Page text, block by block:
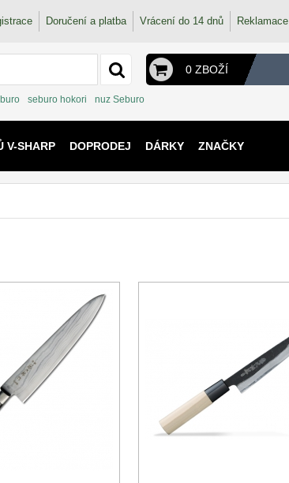
Doručení a platba Vrácení do 14 dnů Reklamace
0 ZBOŽÍ
seburo hokori nuz Seburo
V-SHARP DOPRODEJ DÁRKY ZNAČKY